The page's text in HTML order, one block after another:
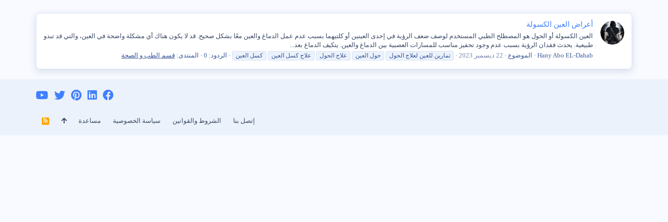
أعراض العين الكسولة
العين الكسولة أو الحول هو المصطلح الطبي المستخدم لوصف ضعف الرؤية في إحدى العينين أو كلتيهما بسبب عدم عمل الدماغ والعين معًا بشكل صحيح. قد لا يكون هناك أي مشكلة واضحة في العين، والتي قد تبدو
طبيعية. يحدث فقدان الرؤية بسبب عدم وجود تحفيز مناسب للمسارات العصبية بين الدماغ والعين. يتكيف الدماغ بعد...
Hany Abo EL-Dahab
الموضوع 22 ديسمبر 2023 تمارين للعين لعلاج الحول حول العين علاج الحول علاج كسل العين كسل العين الردود: 0 المنتدى: قسم الطب و الصحة
إتصل بنا الشروط والقوانين سياسة الخصوصية مساعدة
R